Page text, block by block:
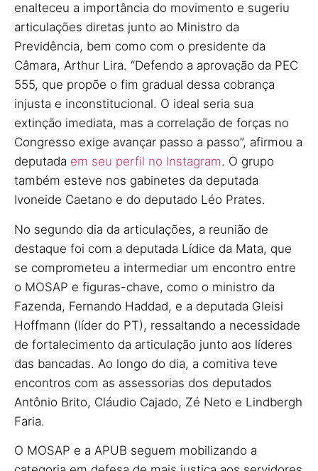
enalteceu a importância do movimento e sugeriu
articulações diretas junto ao Ministro da
Previdência, bem como com o presidente da
Câmara, Arthur Lira. “Defendo a aprovação da PEC
555, que propõe o fim gradual dessa cobrança
injusta e inconstitucional. O ideal seria sua
extinção imediata, mas a correlação de forças no
Congresso exige avançar passo a passo”, afirmou a
deputada em seu perfil no Instagram. O grupo
também esteve nos gabinetes da deputada
Ivoneide Caetano e do deputado Léo Prates.
No segundo dia da articulações, a reunião de
destaque foi com a deputada Lídice da Mata, que
se comprometeu a intermediar um encontro entre
o MOSAP e figuras-chave, como o ministro da
Fazenda, Fernando Haddad, e a deputada Gleisi
Hoffmann (líder do PT), ressaltando a necessidade
de fortalecimento da articulação junto aos líderes
das bancadas. Ao longo do dia, a comitiva teve
encontros com as assessorias dos deputados
Antônio Brito, Cláudio Cajado, Zé Neto e Lindbergh
Faria.
O MOSAP e a APUB seguem mobilizando a